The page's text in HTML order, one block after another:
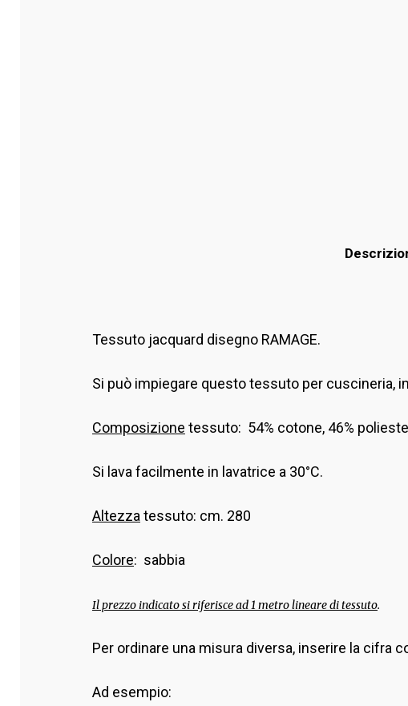
Tessuto jacquard disegno RAMAGE.
Si può impiegare questo tessuto per cuscineria,
Composizione tessuto: 54% cotone, 46%
Si lava facilmente in lavatrice a 30°C.
Altezza tessuto: cm. 280
Colore: sabbia
Il prezzo indicato si riferisce ad 1 metro lineare di tessuto.
Per ordinare una misura diversa, inserire la cifra
Ad esempio: